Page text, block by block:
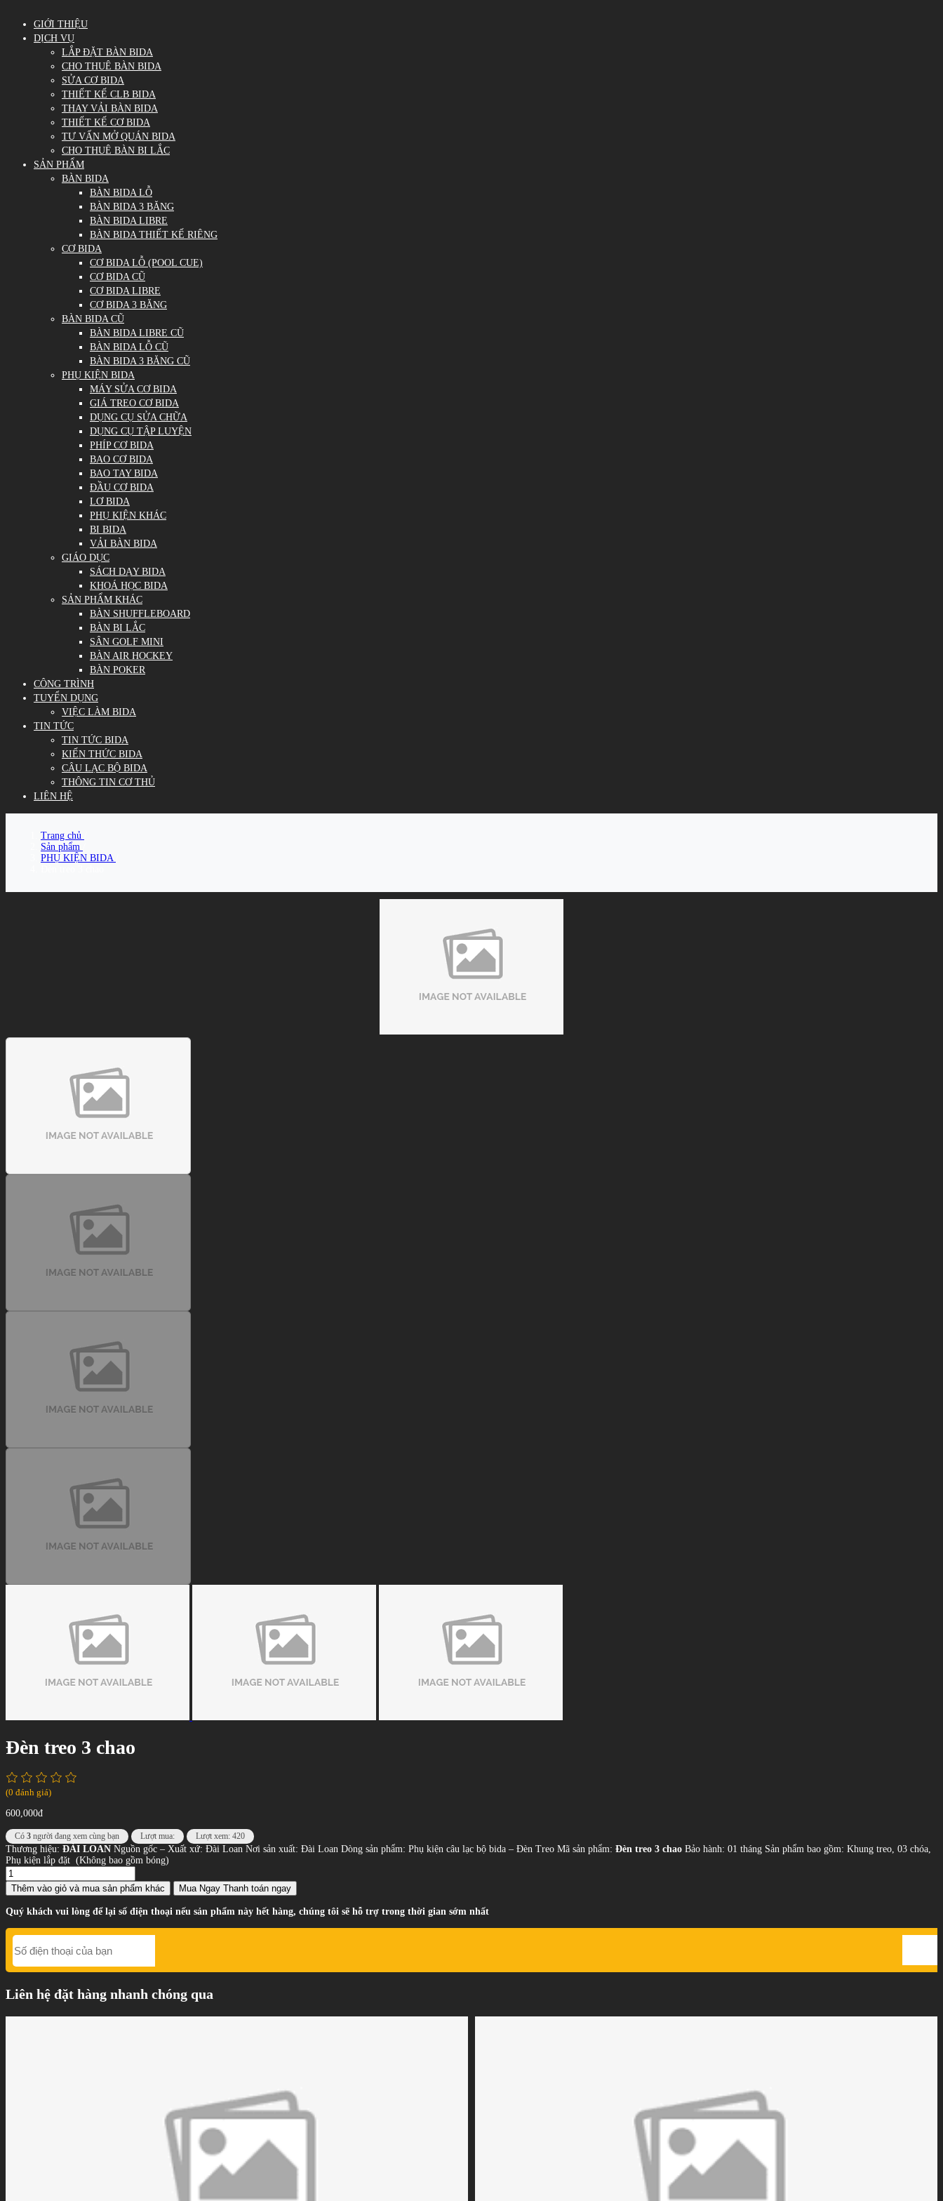
GIỚI THIỆU
DỊCH VỤ
LẮP ĐẶT BÀN BIDA
CHO THUÊ BÀN BIDA
SỬA CƠ BIDA
THIẾT KẾ CLB BIDA
THAY VẢI BÀN BIDA
THIẾT KẾ CƠ BIDA
TƯ VẤN MỞ QUÁN BIDA
CHO THUÊ BÀN BI LẮC
SẢN PHẨM
BÀN BIDA
BÀN BIDA LỖ
BÀN BIDA 3 BĂNG
BÀN BIDA LIBRE
BÀN BIDA THIẾT KẾ RIÊNG
CƠ BIDA
CƠ BIDA LỖ (POOL CUE)
CƠ BIDA CŨ
CƠ BIDA LIBRE
CƠ BIDA 3 BĂNG
BÀN BIDA CŨ
BÀN BIDA LIBRE CŨ
BÀN BIDA LỖ CŨ
BÀN BIDA 3 BĂNG CŨ
PHỤ KIỆN BIDA
MÁY SỬA CƠ BIDA
GIÁ TREO CƠ BIDA
DỤNG CỤ SỬA CHỮA
DỤNG CỤ TẬP LUYỆN
PHÍP CƠ BIDA
BAO CƠ BIDA
BAO TAY BIDA
ĐẦU CƠ BIDA
LƠ BIDA
PHỤ KIỆN KHÁC
BI BIDA
VẢI BÀN BIDA
GIÁO DỤC
SÁCH DẠY BIDA
KHOÁ HỌC BIDA
SẢN PHẨM KHÁC
BÀN SHUFFLEBOARD
BÀN BI LẮC
SÂN GOLF MINI
BÀN AIR HOCKEY
BÀN POKER
CÔNG TRÌNH
TUYỂN DỤNG
VIỆC LÀM BIDA
TIN TỨC
TIN TỨC BIDA
KIẾN THỨC BIDA
CÂU LẠC BỘ BIDA
THÔNG TIN CƠ THỦ
LIÊN HỆ
Trang chủ
Sản phẩm
PHỤ KIỆN BIDA
Đèn treo 3 chao
(0 đánh giá)
600,000đ
Có 3 người đang xem cùng bạn Lượt mua: Lượt xem: 420
Thương hiệu: ĐÀI LOAN Nguồn gốc – Xuất xứ: Đài Loan Nơi sản xuất: Đài Loan Dòng sản phẩm: Phụ kiện câu lạc bộ bida – Đèn Treo Mã sản phẩm: Đèn treo 3 chao Bảo hành: 01 tháng Sản phẩm bao gồm: Khung treo, 03 chóa,
Phụ kiện lắp đặt (Không bao gồm bóng)
Thêm vào giỏ và mua sản phẩm khác Mua Ngay Thanh toán ngay
Quý khách vui lòng để lại số điện thoại nếu sản phẩm này hết hàng, chúng tôi sẽ hỗ trợ trong thời gian sớm nhất
Liên hệ đặt hàng nhanh chóng qua